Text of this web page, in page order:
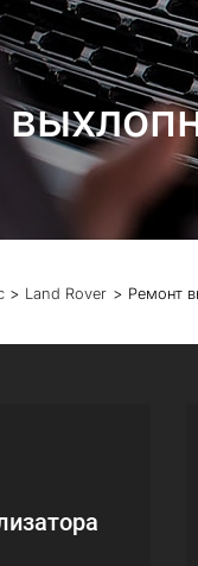
Land Rover Ремонт